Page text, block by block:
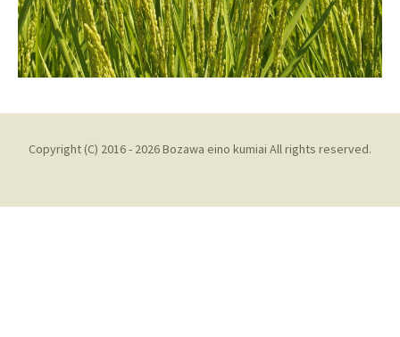
Copyright (C) 2016 - 2026 Bozawa eino kumiai All rights reserved.